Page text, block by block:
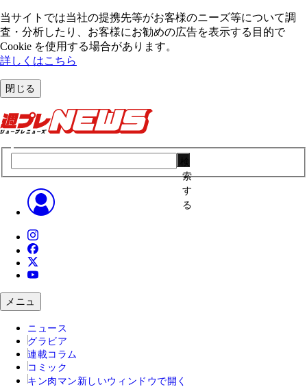
当サイトでは当社の提携先等がお客様のニーズ等について調
査・分析したり、お客様にお勧めの広告を表⽰する⽬的で
Cookie を使⽤する場合があります。
詳しくはこちら
閉じる
索
す
る
メニュ
ニュース
グラビア
連載コラム
コミック
キン肉マン 新しいウィンドウで開く